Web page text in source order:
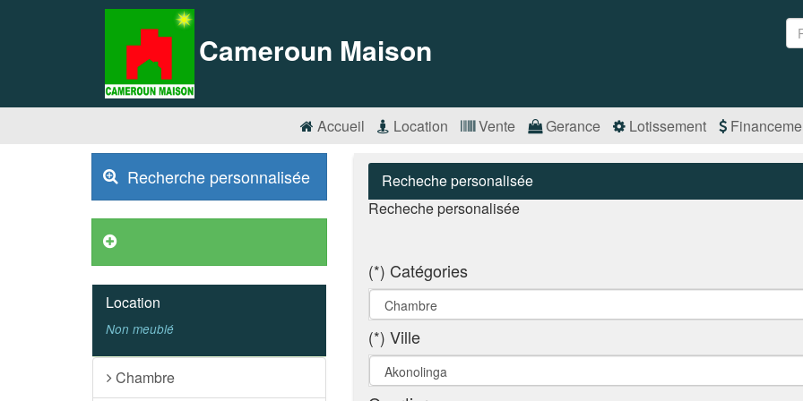
Cameroun Maison
Accueil Location Vente Gerance Lotissement
Recherche personnalisée
Location
Non meublé
Chambre
Recheche personalisée
Recheche personalisée
(*) Catégories
(*) Ville